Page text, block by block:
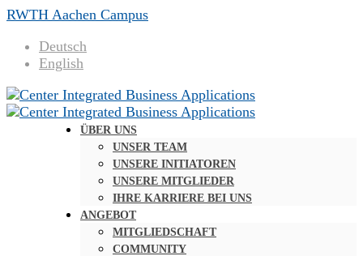
RWTH Aachen Campus
Deutsch
English
ÜBER UNS
UNSER TEAM
UNSERE INITIATOREN
UNSERE MITGLIEDER
IHRE KARRIERE BEI UNS
ANGEBOT
MITGLIEDSCHAFT
COMMUNITY